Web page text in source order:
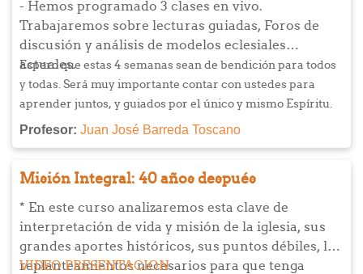
- Hemos programado 3 clases en vivo.
Trabajaremos sobre lecturas guiadas, Foros de
discusión y análisis de modelos eclesiales
actuales.
Espero que estas 4 semanas sean de bendición para todos
y todas. Será muy importante contar con ustedes para
aprender juntos, y guiados por el único y mismo Espíritu.
Profesor: Juan José Barreda Toscano
Misión Integral: 40 años después
* En este curso analizaremos esta clave de
interpretación de vida y misión de la iglesia, sus
grandes aportes históricos, sus puntos débiles, los
replanteamientos necesarios para que tenga
VIDEO PRESENTACION